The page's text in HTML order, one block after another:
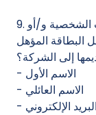
9. للوصول إلى الخدمة، ما هي المعلومات الشخصية و/أو
البطاقة المؤهل
إلى الشركة؟
- الاسم الأول
- الاسم العائلي
الإلكتروني